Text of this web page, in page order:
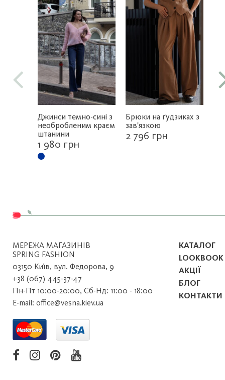
Джинси темно-сині з
необробленим краєм
штанини
1 980 грн
Брюки на ґудзиках з
зав'язкою
2 796 грн
МЕРЕЖА МАГАЗИНІВ
SPRING FASHION
03150 Київ, вул. Федорова, 9
+38 (067) 445-37-47
Пн-Пт 10:00-20:00, Сб-Нд: 11:00 - 18:00
E-mail: office@vesna.kiev.ua
КАТАЛОГ
LOOKBOOK
АКЦІЇ
БЛОГ
КОНТАКТИ